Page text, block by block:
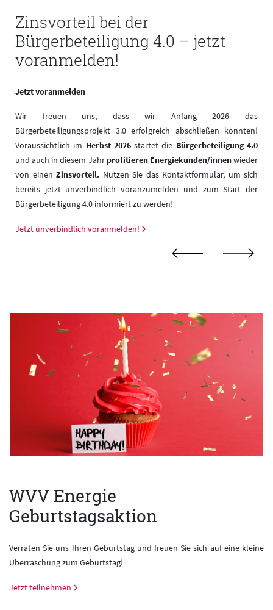
Zinsvorteil bei der
Bürgerbeteiligung 4.0 – jetzt
voranmelden!
Jetzt voranmelden
Wir freuen uns, dass wir Anfang 2026 das
Bürgerbeteiligungsprojekt 3.0 erfolgreich abschließen konnten!
Voraussichtlich im Herbst 2026startet die Bürgerbeteiligung 4.0
und auch in diesem Jahr profitieren Energiekunden/innenwieder
von einen Zinsvorteil. Nutzen Sie das Kontaktformular, um sich
bereits jetzt unverbindlich voranzumelden und zum Start der
Bürgerbeteiligung 4.0 informiert zu werden!
Jetzt unverbindlich voranmelden!
WVV Energie
Geburtstagsaktion
Verraten Sie uns Ihren Geburtstag und freuen Sie sich auf eine kleine
Überraschung zum Geburtstag!
Jetzt teilnehmen